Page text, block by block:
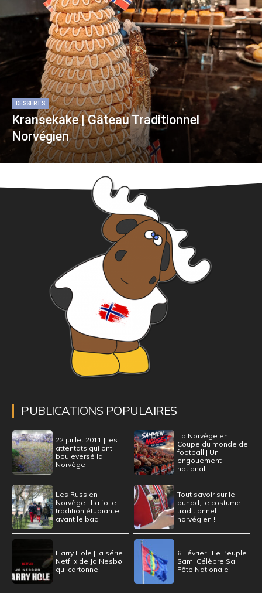
DESSERTS
Kransekake | Gâteau Traditionnel
Norvégien
PUBLICATIONS POPULAIRES
22 juillet 2011 | les
attentats qui ont
bouleversé la
Norvège
La Norvège en
Coupe du monde de
football | Un
engouement
national
Les Russ en
Norvège | La folle
tradition étudiante
avant le bac
Tout savoir sur le
bunad, le costume
traditionnel
norvégien !
Harry Hole | la série
Netflix de Jo Nesbø
qui cartonne
6 Février | Le Peuple
Sami Célèbre Sa
Fête Nationale